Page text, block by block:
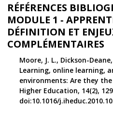
RÉFÉRENCES
MODULE 1 ‑
DÉFINITION ET
COMPLÉMENTAIRES
Moore, J. L., Dickson-
Learning, online learning,
environments: Are they
Higher Education, 14(2),
doi:10.1016/